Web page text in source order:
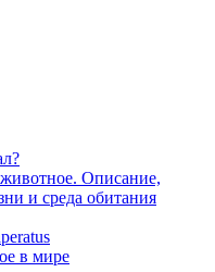
животное. Описание,
и среда обитания
в мире